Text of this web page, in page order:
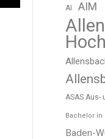
AI AIM
ASAS Aus-
Bachelor in
Baden-